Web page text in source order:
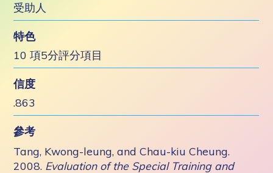
受助人
特色
10 項5分評分項目
信度
.863
參考
Tang, Kwong-leung, and Chau-kiu Cheung.
2008. Evaluation of the Special Training and